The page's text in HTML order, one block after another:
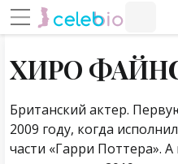
Навигация по сайту
ХИРО
Британский актер.
2009 году, когда
части «Гарри Поттера».